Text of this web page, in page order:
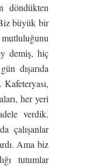
döndükten
büyük bir
demiş, hiç
dışarıda
her yeri
verdik.
çalışanlar
Ama biz
tutumlar